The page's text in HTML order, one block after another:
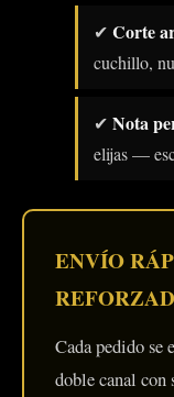
✔ Corte
cuchillo,
✔ Nota
elijas —
ENVÍO
Cada pedido se
doble canal